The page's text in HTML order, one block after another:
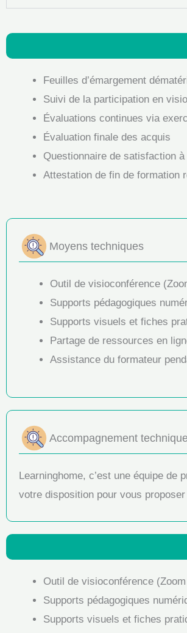
Feuilles d’émargement
Suivi de la participation en
Évaluations continues via
Évaluation finale des acquis
Questionnaire de satisfaction à
Attestation de fin de formation
Moyens techniques
Outil de visioconférence
Supports pédagogiques
Supports visuels et fiches
Partage de ressources en
Assistance du formateur
Accompagnement
Learninghome, c’est une équipe
votre disposition pour vous
Outil de visioconférence
Supports pédagogiques
Supports visuels et fiches